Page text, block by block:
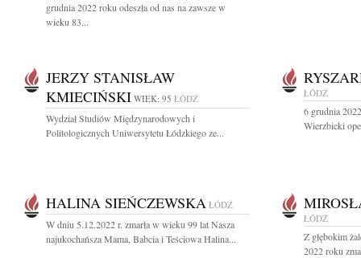
grudnia 2022 roku odeszła od nas na zawsze w
wieku 83...
JERZY STANISŁAW
KMIECIŃSKI WIEK: 95 ŁÓDŹ
Wydział Studiów Międzynarodowych i
Politologicznych Uniwersytetu Łódzkiego ze...
ŁÓDŹ
6 grudnia
Wierzbicki
HALINA SIEŃCZEWSKA ŁÓDŹ
W dniu 5.12.2022 r. zmarła w wieku 99 lat Nasza
najukochańsza Mama, Babcia i Teściowa Halina...
ŁÓDŹ
Z głębokim
2022 roku